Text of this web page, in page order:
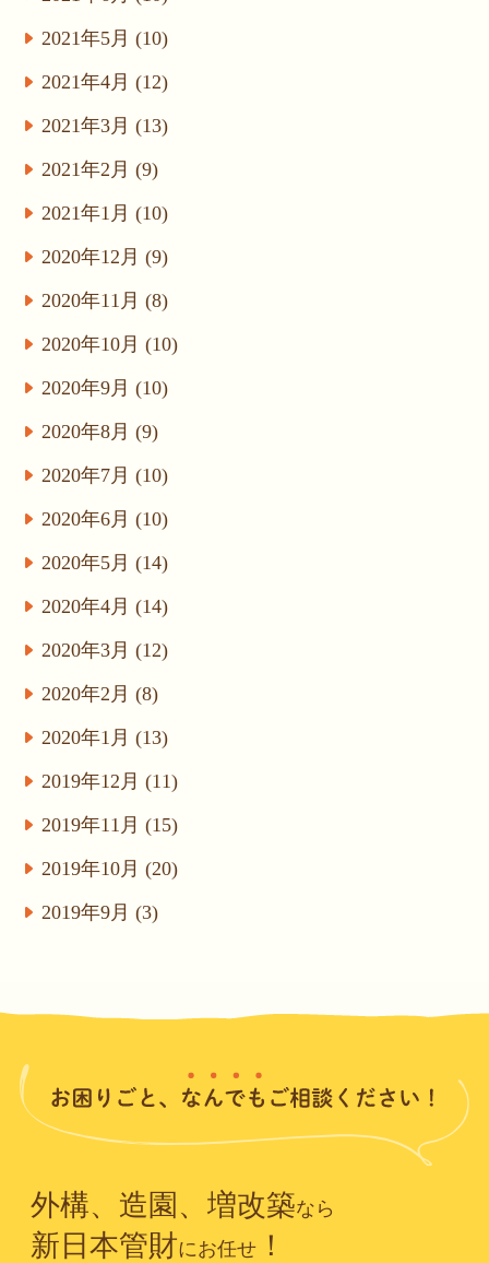
2021年5月 (10)
2021年4月 (12)
2021年3月 (13)
2021年2月 (9)
2021年1月 (10)
2020年12月 (9)
2020年11月 (8)
2020年10月 (10)
2020年9月 (10)
2020年8月 (9)
2020年7月 (10)
2020年6月 (10)
2020年5月 (14)
2020年4月 (14)
2020年3月 (12)
2020年2月 (8)
2020年1月 (13)
2019年12月 (11)
2019年11月 (15)
2019年10月 (20)
2019年9月 (3)
外構、造園、増改築なら
新日本管財にお任せ！